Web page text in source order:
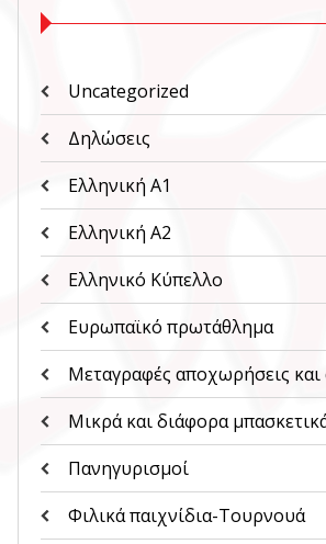
Uncategorized
Δηλώσεις
Ελληνική Α1
Ελληνική Α2
Ελληνικό Κύπελλο
Ευρωπαϊκό πρωτάθλημα
Μεταγραφές αποχωρήσεις και
Μικρά και διάφορα
Πανηγυρισμοί
Φιλικά παιχνίδια-Τουρνουά